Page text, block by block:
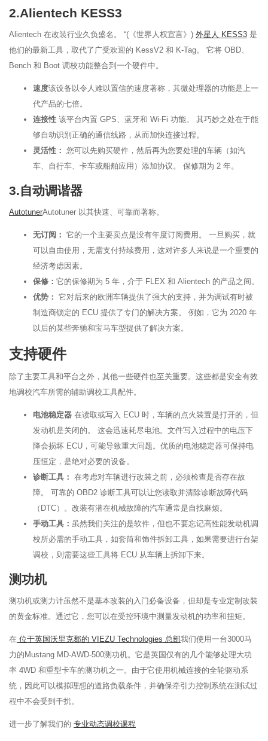
2.Alientech KESS3
Alientech 在改装行业久负盛名。 “(《世界人权宣言》) 外星人 KESS3 是
他们的最新工具，取代了广受欢迎的 KessV2 和 K-Tag。 它将 OBD、
Bench 和 Boot 调校功能整合到一个硬件中。
速度该设备以令人难以置信的速度著称，其微处理器的功能是上一
代产品的七倍。
连接性 该平台内置 GPS、蓝牙和 Wi-Fi 功能。 其巧妙之处在于能
够自动识别正确的通信线路，从而加快连接过程。
灵活性： 您可以先购买硬件，然后再为您要处理的车辆（如汽
车、自行车、卡车或船舶应用）添加协议。 保修期为 2 年。
3.自动调谐器
AutotunerAutotuner 以其快速、可靠而著称。
无订阅： 它的一个主要卖点是没有年度订阅费用。 一旦购买，就
可以自由使用，无需支付持续费用，这对许多人来说是一个重要的
经济考虑因素。
保修： 它的保修期为 5 年，介于 FLEX 和 Alientech 的产品之间。
优势： 它对后来的欧洲车辆提供了强大的支持，并为调试有时被
制造商锁定的 ECU 提供了专门的解决方案。 例如，它为 2020 年
以后的某些奔驰和宝马车型提供了解决方案。
支持硬件
除了主要工具和平台之外，其他一些硬件也至关重要。这些都是安全有效
地调校汽车所需的辅助调校工具配件。
电池稳定器 在读取或写入 ECU 时，车辆的点火装置是打开的，但
发动机是关闭的。 这会迅速耗尽电池。文件写入过程中的电压下
降会损坏 ECU，可能导致重大问题。优质的电池稳定器可保持电
压恒定，是绝对必要的设备。
诊断工具： 在考虑对车辆进行改装之前，必须检查是否存在故
障。 可靠的 OBD2 诊断工具可以让您读取并清除诊断故障代码
（DTC）。改装有潜在机械故障的汽车通常是自找麻烦。
手动工具： 虽然我们关注的是软件，但也不要忘记高性能发动机调
校所必需的手动工具，如套筒和饰件拆卸工具，如果需要进行台架
调校，则需要这些工具将 ECU 从车辆上拆卸下来。
测功机
测功机或测力计虽然不是基本改装的入门必备设备，但却是专业定制改装
的黄金标准。通过它，您可以在受控环境中测量发动机的功率和扭矩。
在 位于英国沃里克郡的 VIEZU Technologies 总部我们使用一台3000马
力的Mustang MD-AWD-500测功机。它是英国仅有的几个能够处理大功
率 4WD 和重型卡车的测功机之一。由于它使用机械连接的全轮驱动系
统，因此可以模拟理想的道路负载条件，并确保牵引力控制系统在测试过
程中不会受到干扰。
进一步了解我们的 专业动态调校课程